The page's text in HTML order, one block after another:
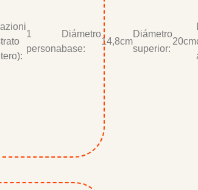
1
persona
Diámetro
base:
14,8cm
Diámetro
superior:
20cm